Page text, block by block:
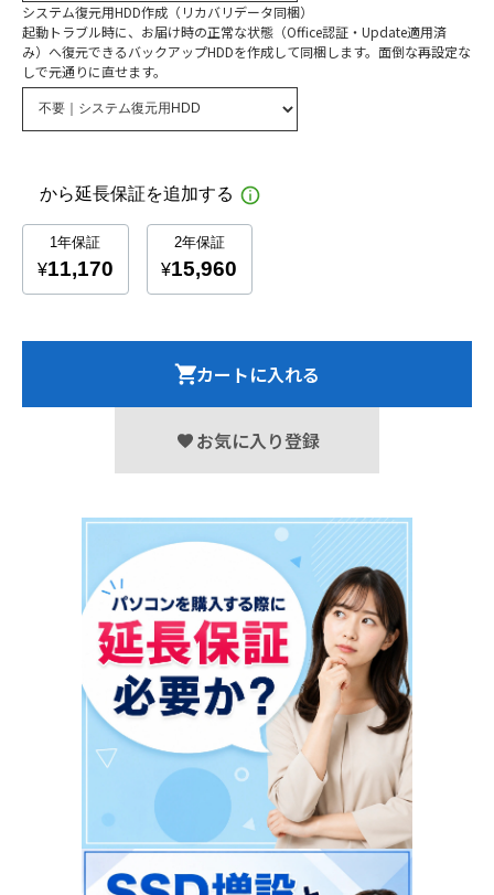
システム復元用HDD作成（リカバリデータ同梱）
起動トラブル時に、お届け時の正常な状態（Office認証・Update適用済
み）へ復元できるバックアップHDDを作成して同梱します。面倒な再設定な
しで元通りに直せます。
カートに入れる
お気に入り登録